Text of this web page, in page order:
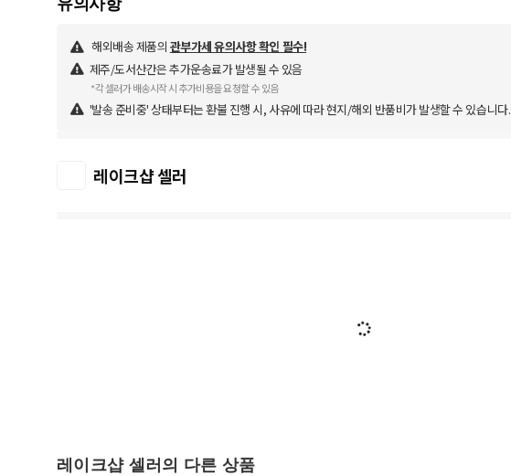
유의사항
해외배송 제품의 관부가세 유의사항 확인 필수!
제주/도서산간은 추가운송료가 발생될 수 있음
*각 셀러가 배송시작 시 추가비용을 요청할 수 있음
'발송 준비중' 상태부터는 환불 진행 시, 사유에 따라 현지/해외 반품비가 발생할 수 있습니다.
레이크샵 셀러
레이크샵 셀러의 다른 상품